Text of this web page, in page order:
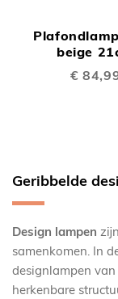
beige
€
Geribbelde
Design lampen
samenkomen. In
designlampen
herkenbare